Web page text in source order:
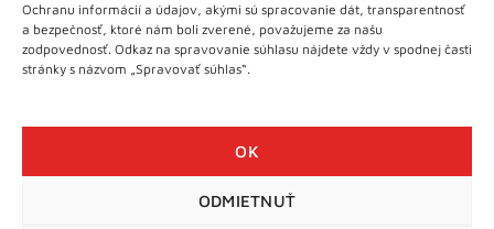
Ochranu informácií a údajov, akými sú spracovanie dát, transparentnosť
a bezpečnosť, ktoré nám boli zverené, považujeme za našu
zodpovednosť. Odkaz na spravovanie súhlasu nájdete vždy v spodnej časti
stránky s názvom „Spravovať súhlas“.
OK
ODMIETNUŤ
Info tel.: +421 917 779 888
Vínotéka: +421 917 888 879
Vínotéka: Bratislavská 49/B, Bratislava 841 06